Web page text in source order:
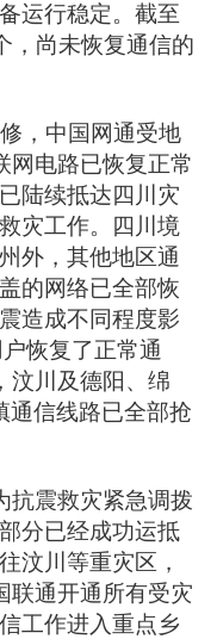
运行稳定。截至
，尚未恢复通信的
，中国网通受地
网电路已恢复正常
陆续抵达四川灾
灾工作。四川境
外，其他地区通
的网络已全部恢
造成不同程度影
恢复了正常通
汶川及德阳、绵
通信线路已全部抢
震救灾紧急调拨
分已经成功运抵
汶川等重灾区，
联通开通所有受灾
工作进入重点乡